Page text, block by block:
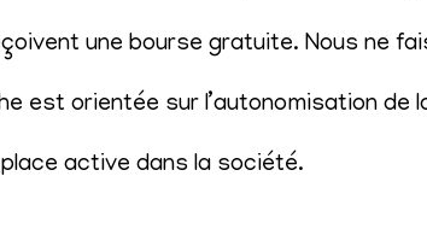
une bourse gratuite. Nous ne
est orientée sur l’autonomisation de
place active dans la société.